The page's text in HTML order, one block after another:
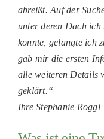
abreißt. Auf der
unter deren Dach ich
konnte, gelangte ich
gab mir die ersten
alle weiteren Details
geklärt.“
Ihre Stephanie Roggl